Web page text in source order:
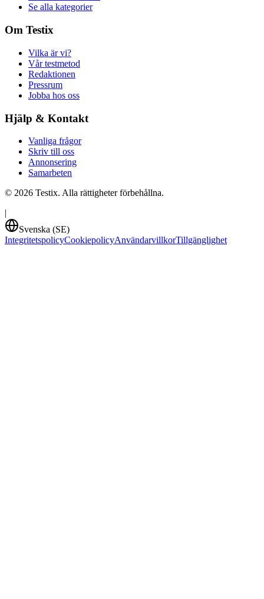
Se alla kategorier
Om Testix
Vilka är vi?
Vår testmetod
Redaktionen
Pressrum
Jobba hos oss
Hjälp & Kontakt
Vanliga frågor
Skriv till oss
Annonsering
Samarbeten
© 2026 Testix. Alla rättigheter förbehållna.
|
Svenska (SE)
IntegritetspolicyCookiepolicyAnvändarvillkorTillgänglighet